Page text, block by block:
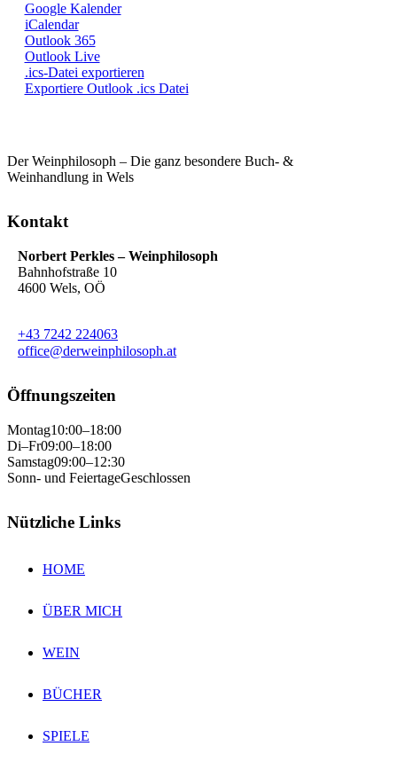
Google Kalender
iCalendar
Outlook 365
Outlook Live
.ics-Datei exportieren
Exportiere Outlook .ics Datei
Der Weinphilosoph – Die ganz besondere Buch- &
Weinhandlung in Wels
Kontakt
Norbert Perkles – Weinphilosoph
Bahnhofstraße 10
4600 Wels, OÖ
+43 7242 224063
office@derweinphilosoph.at
Öffnungszeiten
Montag10:00–18:00
Di–Fr09:00–18:00
Samstag09:00–12:30
Sonn- und FeiertageGeschlossen
Nützliche Links
HOME
ÜBER MICH
WEIN
BÜCHER
SPIELE